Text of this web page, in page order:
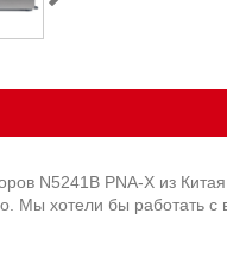
N5241B PNA-X из
Мы хотели бы работать с